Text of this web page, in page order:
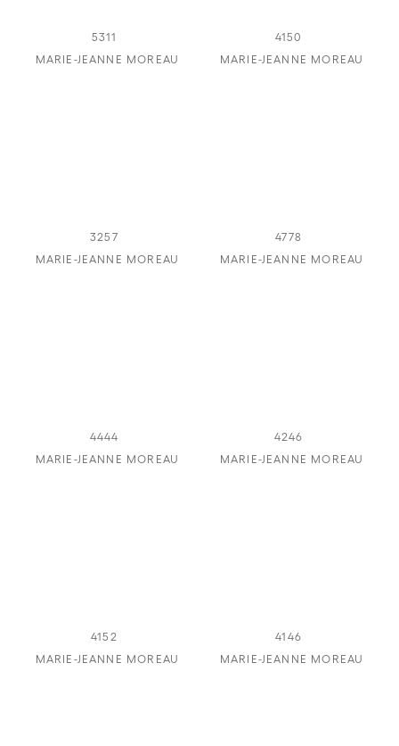
5311
MARIE-JEANNE MOREAU
4150
MARIE-JEANNE MOREAU
3257
MARIE-JEANNE MOREAU
4778
MARIE-JEANNE MOREAU
4444
MARIE-JEANNE MOREAU
4246
MARIE-JEANNE MOREAU
4152
MARIE-JEANNE MOREAU
4146
MARIE-JEANNE MOREAU